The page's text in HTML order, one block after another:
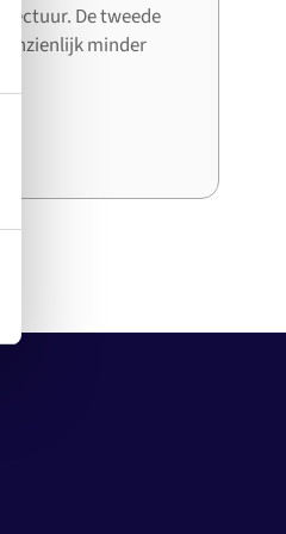
De tweede
minder